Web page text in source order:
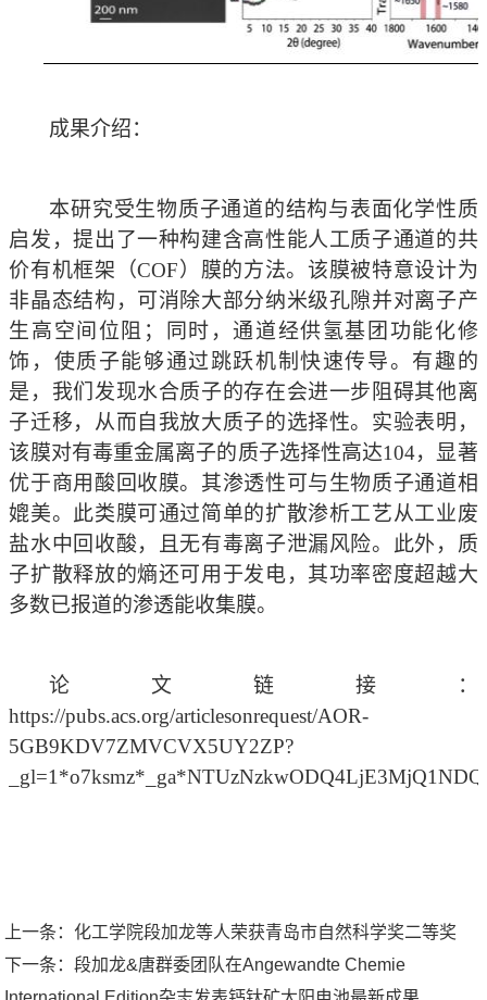
成果介绍：
本研究受生物质子通道的结构与表面化学性质
启发，提出了一种构建含高性能人工质子通道的共
价有机框架（COF）膜的方法。该膜被特意设计为
非晶态结构，可消除大部分纳米级孔隙并对离子产
生高空间位阻；同时，通道经供氢基团功能化修
饰，使质子能够通过跳跃机制快速传导。有趣的
是，我们发现水合质子的存在会进一步阻碍其他离
子迁移，从而自我放大质子的选择性。实验表明，
该膜对有毒重金属离子的质子选择性高达104，显著
优于商用酸回收膜。其渗透性可与生物质子通道相
媲美。此类膜可通过简单的扩散渗析工艺从工业废
盐水中回收酸，且无有毒离子泄漏风险。此外，质
子扩散释放的熵还可用于发电，其功率密度超越大
多数已报道的渗透能收集膜。
论文链接：
https://pubs.acs.org/articlesonrequest/AOR-
5GB9KDV7ZMVCVX5UY2ZP?
上一条： 化工学院段加龙等人荣获青岛市自然科学奖二等奖
下一条：段加龙&唐群委团队在Angewandte Chemie